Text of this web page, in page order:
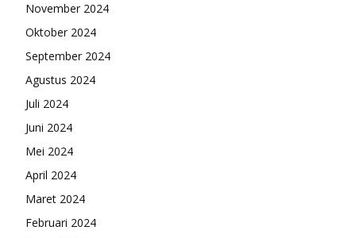
November 2024
Oktober 2024
September 2024
Agustus 2024
Juli 2024
Juni 2024
Mei 2024
April 2024
Maret 2024
Februari 2024